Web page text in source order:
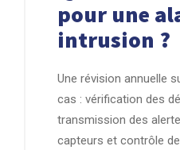
pour une
intrusion ?
Une révision annuelle
cas : vérification des
transmission des
capteurs et contrôle